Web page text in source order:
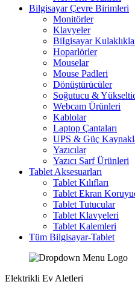
Bilgisayar Çevre Birimleri
Monitörler
Klavyeler
BiIgisayar
Hoparlörler
Mouselar
Mouse Padleri
Dönüştürücüler
Soğutucu &
Webcam Ürünleri
Kablolar
Laptop Çantaları
UPS & Güç
Yazıcılar
Yazıcı Sarf Ürünleri
Tablet Aksesuarları
Tablet Kılıfları
Tablet Ekran
Tablet Tutucular
Tablet Klavyeleri
Tablet Kalemleri
Tüm Bilgisayar-Tablet
Elektrikli Ev Aletleri